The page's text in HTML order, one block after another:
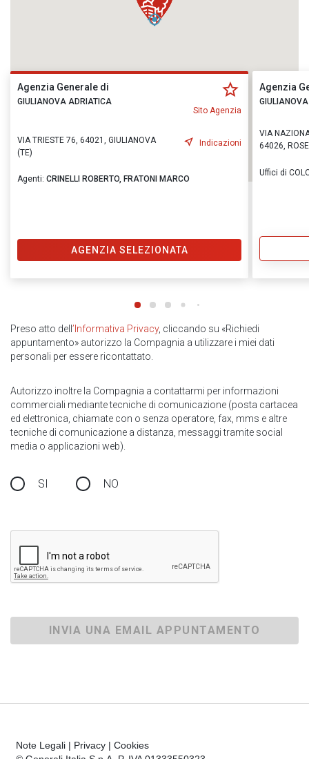
Agenzia Generale di
GIULIANOVA ADRIATICA
Sito Agenzia
VIA TRIESTE 76, 64021, GIULIANOVA
(TE)
Indicazioni
Agenti: CRINELLI ROBERTO, FRATONI MARCO
AGENZIA SELEZIONATA
Agenzia
VIA
64026,
Uffici di
Preso atto dell ’Informativa Privacy, cliccando su «Richiedi
appuntamento» autorizzo la Compagnia a utilizzare i miei dati
personali per essere ricontattato.
Autorizzo inoltre la Compagnia a contattarmi per informazioni
commerciali mediante tecniche di comunicazione (posta cartacea
ed elettronica, chiamate con o senza operatore, fax, mms e altre
tecniche di comunicazione a distanza, messaggi tramite social
media o applicazioni web).
SI NO
INVIA UNA EMAIL APPUNTAMENTO
Note Legali | Privacy | Cookies